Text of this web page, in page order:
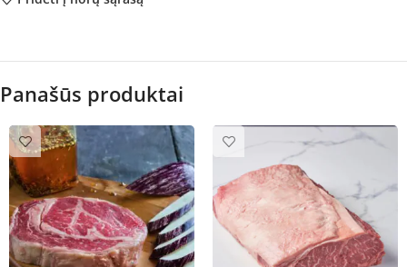
Panašūs produktai